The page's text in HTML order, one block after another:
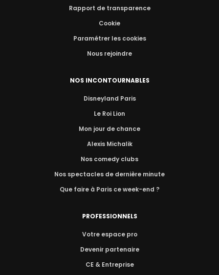
Rapport de transparence
Cookie
Paramétrer les cookies
Nous rejoindre
NOS INCONTOURNABLES
Disneyland Paris
Le Roi Lion
Mon jour de chance
Alexis Michalik
Nos comedy clubs
Nos spectacles de dernière minute
Que faire à Paris ce week-end ?
PROFESSIONNELS
Votre espace pro
Devenir partenaire
CE & Entreprise